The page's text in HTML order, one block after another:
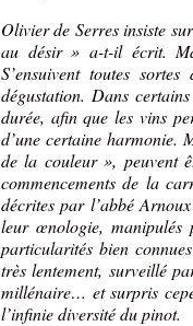
Olivier de Serres insiste
au désir » a-t-il écrit.
S’ensuivent toutes
dégustation. Dans
durée, afin que les vins
d’une certaine harmonie.
de la couleur », peuvent
commencements de la
décrites par l’abbé
leur œnologie, manipulés
particularités bien
très lentement, surveillé
millénaire… et surpris
l’infinie diversité du pinot.